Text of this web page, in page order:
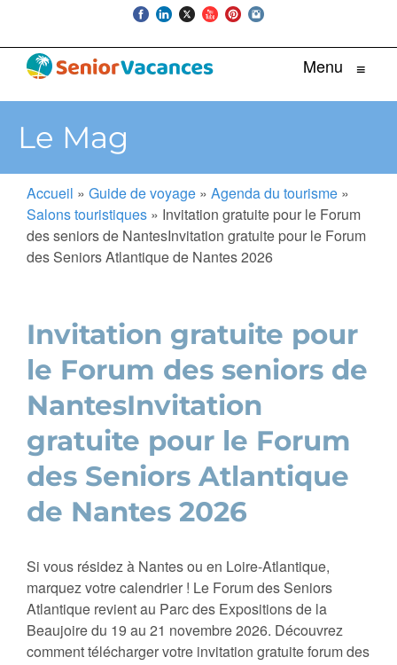
Menu ≡
Le Mag
Accueil » Guide de voyage » Agenda du tourisme »
Salons touristiques » Invitation gratuite pour le Forum
des seniors de NantesInvitation gratuite pour le Forum
des Seniors Atlantique de Nantes 2026
Invitation gratuite pour
le Forum des seniors de
NantesInvitation
gratuite pour le Forum
des Seniors Atlantique
de Nantes 2026
Si vous résidez à Nantes ou en Loire-Atlantique,
marquez votre calendrier ! Le Forum des Seniors
Atlantique revient au Parc des Expositions de la
Beaujoire du 19 au 21 novembre 2026. Découvrez
comment télécharger votre invitation gratuite forum des